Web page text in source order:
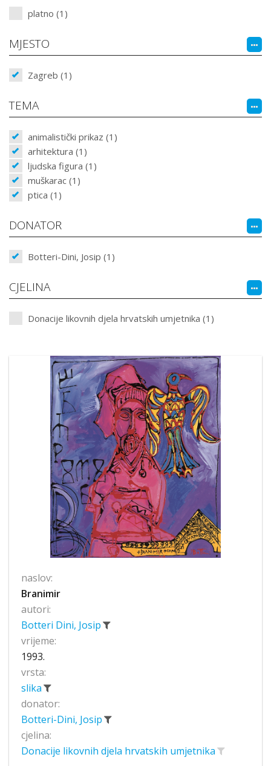
platno (1)
MJESTO
Zagreb (1)
TEMA
animalistički prikaz (1)
arhitektura (1)
ljudska figura (1)
muškarac (1)
ptica (1)
DONATOR
Botteri-Dini, Josip (1)
CJELINA
Donacije likovnih djela hrvatskih umjetnika (1)
naslov:
Branimir
autori:
Botteri Dini, Josip
vrijeme:
1993.
vrsta:
slika
donator:
Botteri-Dini, Josip
cjelina:
Donacije likovnih djela hrvatskih umjetnika